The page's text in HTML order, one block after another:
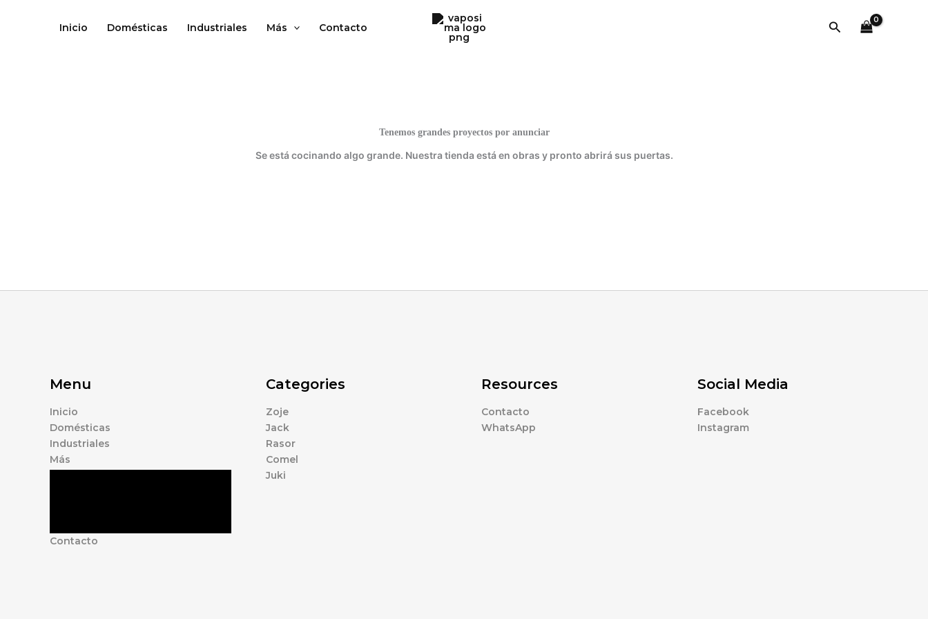
Inicio Domésticas Industriales Más Contacto Buscar
Tenemos grandes proyectos por anunciar
Se está cocinando algo grande. Nuestra tienda está en obras y pronto abrirá sus puertas.
Menu
Inicio
Domésticas
Industriales
Más
Contacto
Categories
Zoje
Jack
Rasor
Comel
Juki
Resources
Contacto
WhatsApp
Social Media
Facebook
Instagram